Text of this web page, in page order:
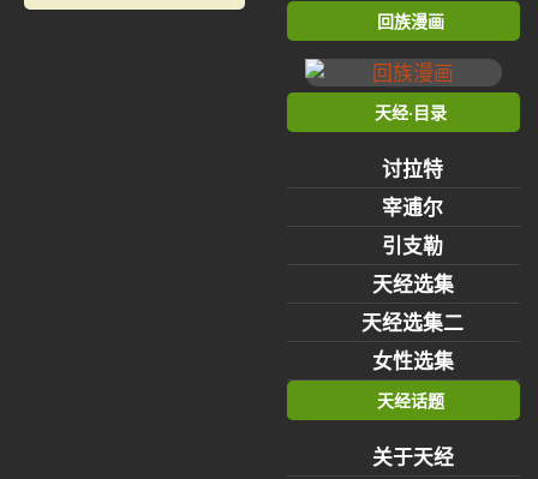
回族漫画
天经·目录
讨拉特
宰逋尔
引支勒
天经选集
天经选集二
女性选集
天经话题
关于天经